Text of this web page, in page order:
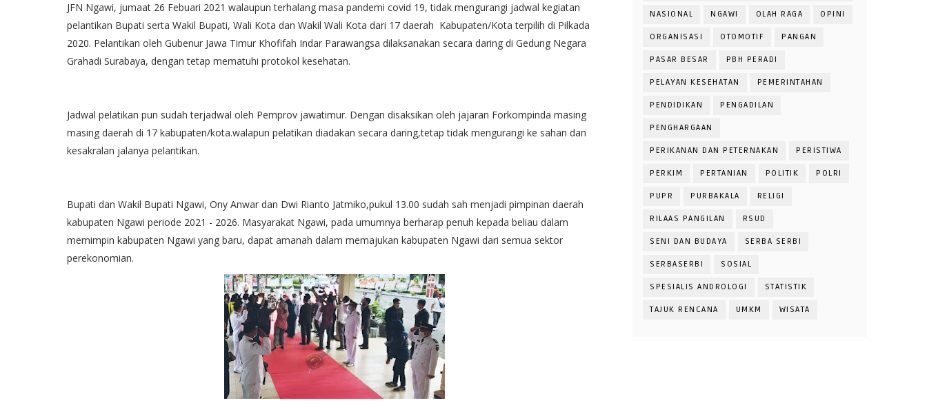
JFN Ngawi, jumaat 26 Febuari 2021 walaupun terhalang masa pandemi covid 19, tidak mengurangi jadwal kegiatan
pelantikan Bupati serta Wakil Bupati, Wali Kota dan Wakil Wali Kota dari 17 daerah Kabupaten/Kota terpilih di Pilkada
2020. Pelantikan oleh Gubenur Jawa Timur Khofifah Indar Parawangsa dilaksanakan secara daring di Gedung Negara
Grahadi Surabaya, dengan tetap mematuhi protokol kesehatan.
Jadwal pelatikan pun sudah terjadwal oleh Pemprov jawatimur. Dengan disaksikan oleh jajaran Forkompinda masing
masing daerah di 17 kabupaten/kota.walapun pelatikan diadakan secara daring,tetap tidak mengurangi ke sahan dan
kesakralan jalanya pelantikan.
Bupati dan Wakil Bupati Ngawi, Ony Anwar dan Dwi Rianto Jatmiko,pukul 13.00 sudah sah menjadi pimpinan daerah
kabupaten Ngawi periode 2021 - 2026. Masyarakat Ngawi, pada umumnya berharap penuh kepada beliau dalam
memimpin kabupaten Ngawi yang baru, dapat amanah dalam memajukan kabupaten Ngawi dari semua sektor
perekonomian.
NASIONAL NGAWI OLAH RAGA OPINI
ORGANISASI OTOMOTIF PANGAN
PASAR BESAR PBH PERADI
PELAYAN KESEHATAN PEMERINTAHAN
PENDIDIKAN PENGADILAN
PENGHARGAAN
PERIKANAN DAN PETERNAKAN PERISTIWA
PERKIM PERTANIAN POLITIK POLRI
PUPR PURBAKALA RELIGI
RILAAS PANGILAN RSUD
SENI DAN BUDAYA SERBA SERBI
SERBASERBI SOSIAL
SPESIALIS ANDROLOGI STATISTIK
TAJUK RENCANA UMKM WISATA